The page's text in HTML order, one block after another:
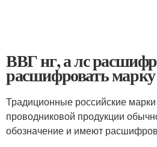
ВВГ нг, а лс
расшифровать
Традиционные российские
проводниковой продукции
обозначение и имеют